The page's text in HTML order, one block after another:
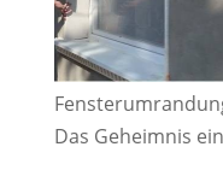
Das Geheimnis